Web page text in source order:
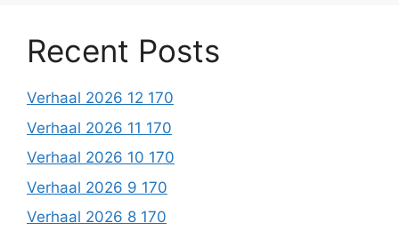
Recent Posts
Verhaal 2026 12 170
Verhaal 2026 11 170
Verhaal 2026 10 170
Verhaal 2026 9 170
Verhaal 2026 8 170